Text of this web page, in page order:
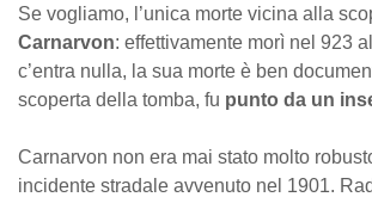
Se vogliamo, l’unica morte vicina alla
Carnarvon: effettivamente morì nel 923
c’entra nulla, la sua morte è ben
scoperta della tomba, fu punto da un
Carnarvon non era mai stato molto
incidente stradale avvenuto nel 1901.